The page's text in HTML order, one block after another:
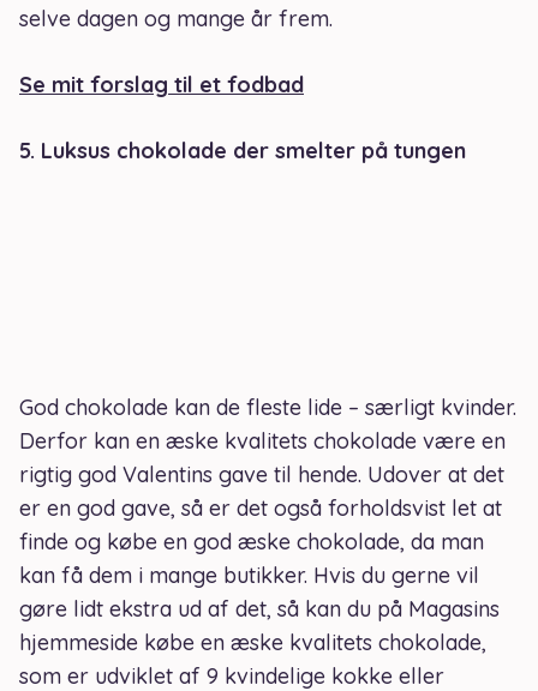
selve dagen og mange år frem.
Se mit forslag til et fodbad
5. Luksus chokolade der smelter på tungen
God chokolade kan de fleste lide – særligt kvinder.
Derfor kan en æske kvalitets chokolade være en
rigtig god Valentins gave til hende. Udover at det
er en god gave, så er det også forholdsvist let at
finde og købe en god æske chokolade, da man
kan få dem i mange butikker. Hvis du gerne vil
gøre lidt ekstra ud af det, så kan du på Magasins
hjemmeside købe en æske kvalitets chokolade,
som er udviklet af 9 kvindelige kokke eller